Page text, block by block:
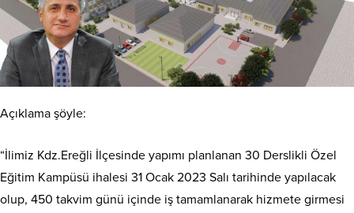
Açıklama şöyle:
“İlimiz Kdz.Ereğli İlçesinde yapımı planlanan 30 Derslikli Özel
Eğitim Kampüsü ihalesi 31 Ocak 2023 Salı tarihinde yapılacak
olup, 450 takvim günü içinde iş tamamlanarak hizmete girmesi